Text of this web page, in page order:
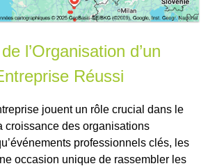
l’Organisation d’un
Réussi
jouent un rôle crucial dans le
croissance des organisations
professionnels clés, les
occasion unique de rassembler les